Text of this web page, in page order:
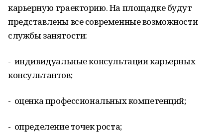
карьерную траекторию. На площадке будут
представлены все современные возможности
службы занятости:
- индивидуальные консультации карьерных
консультантов;
- оценка профессиональных компетенций;
- определение точек роста;